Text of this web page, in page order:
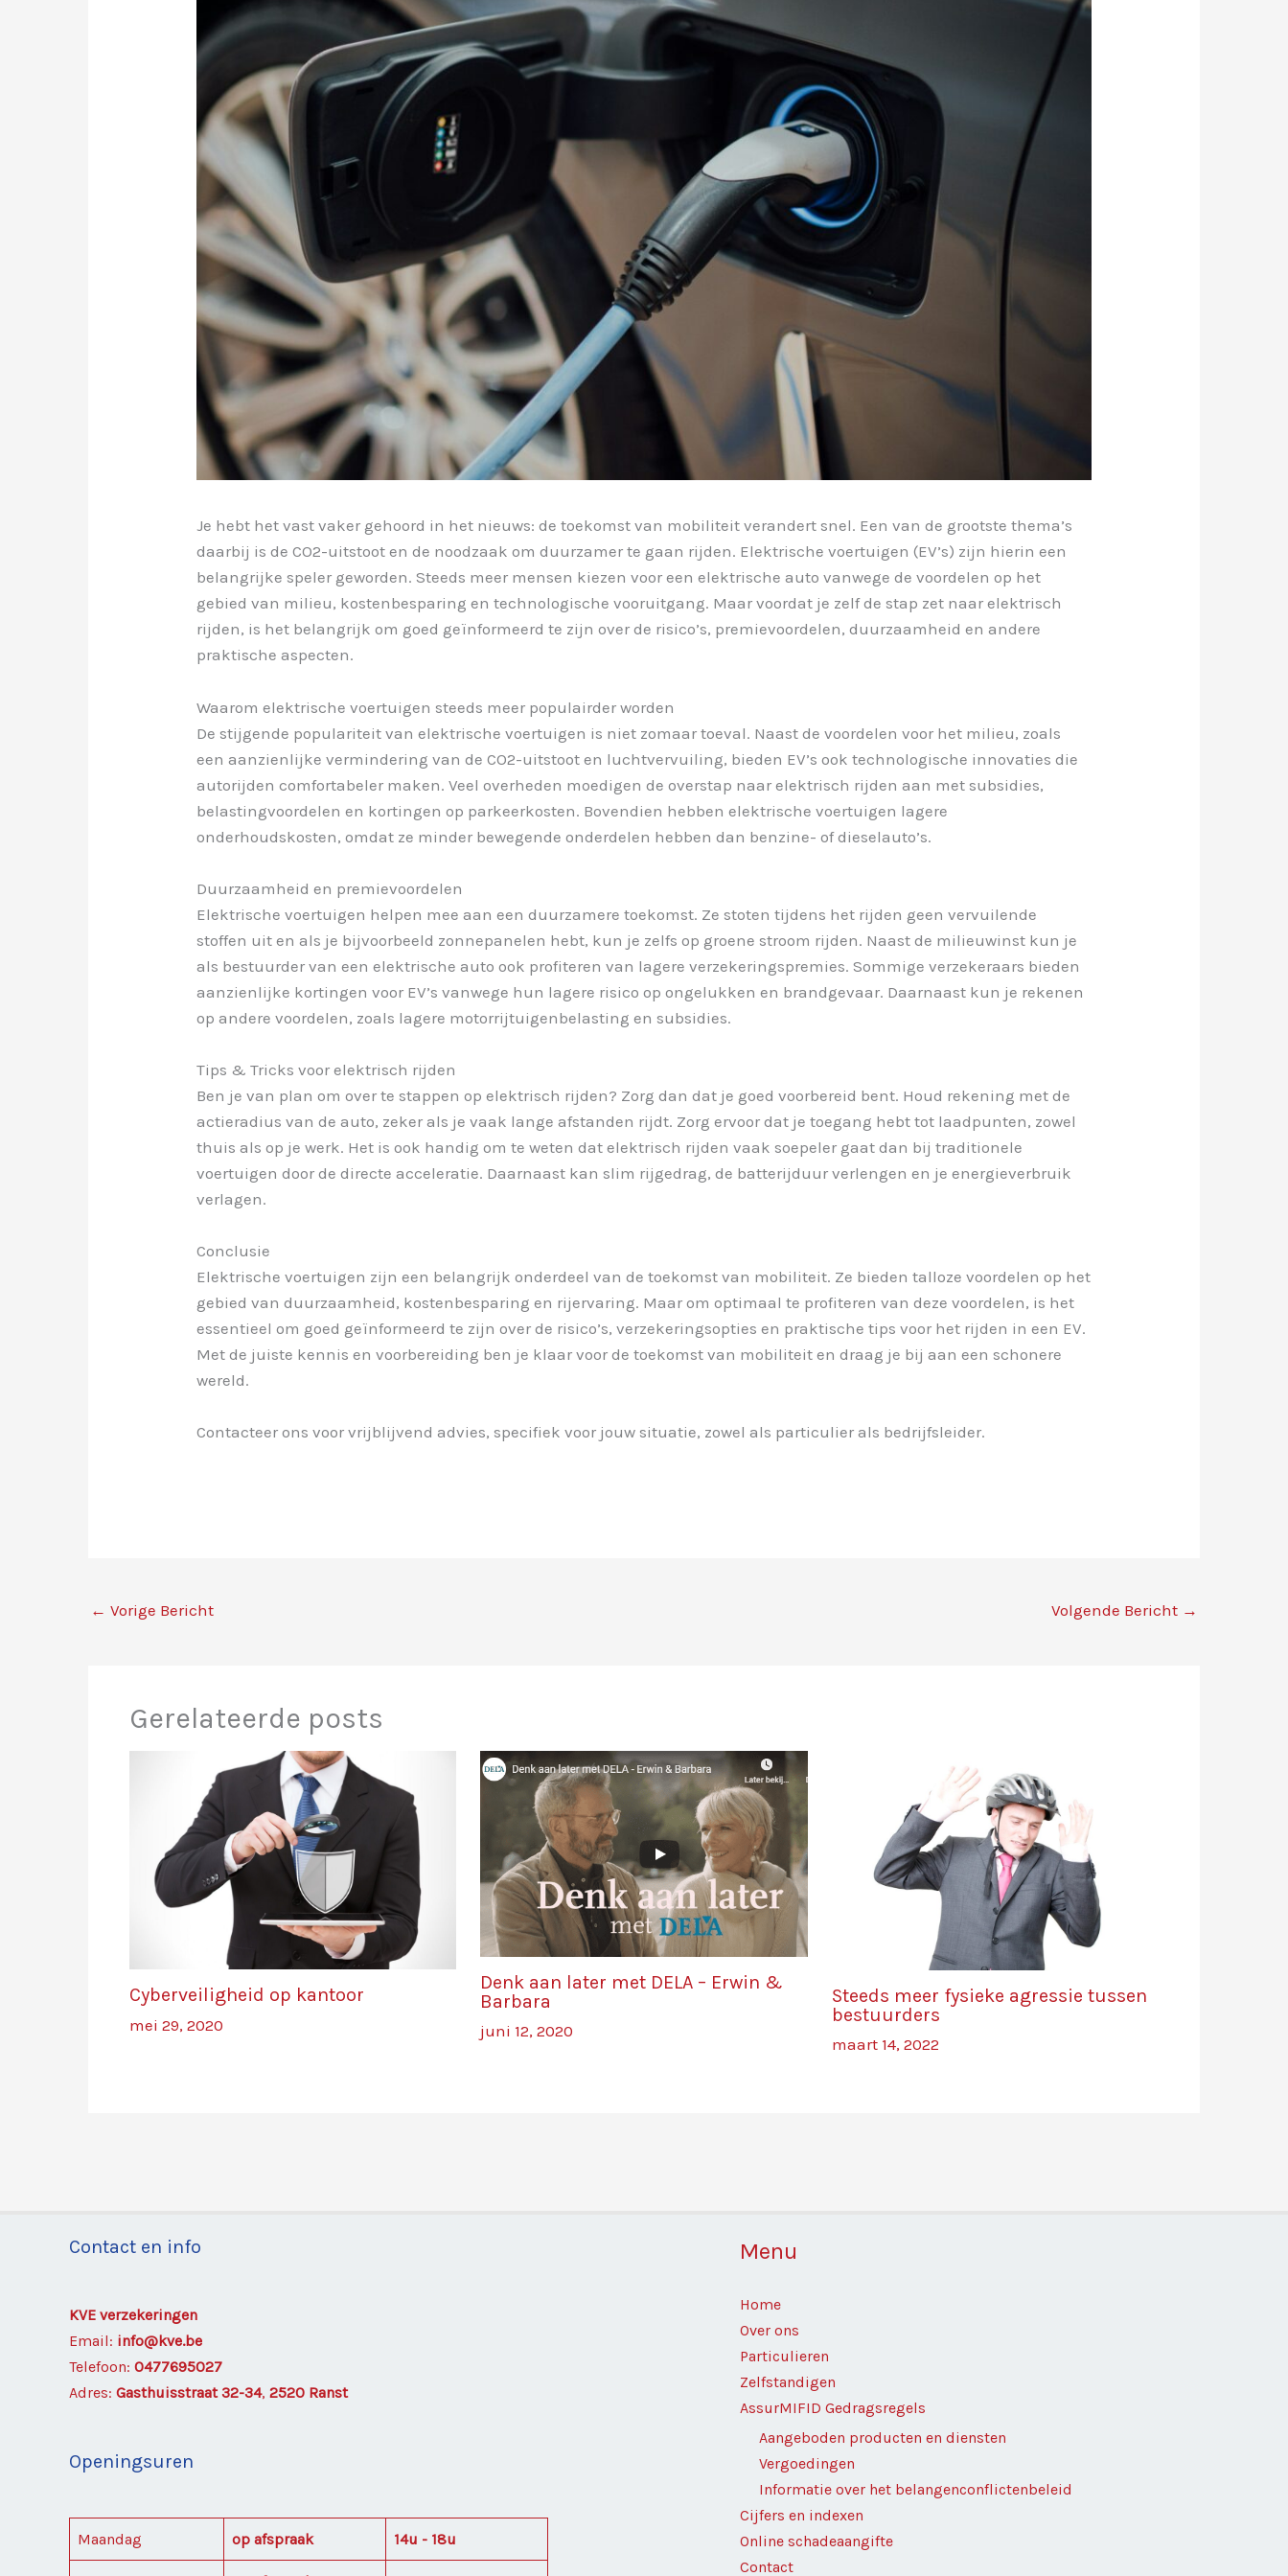
Je hebt het vast vaker gehoord in het nieuws: de toekomst van mobiliteit verandert snel. Een van de grootste thema’s
daarbij is de CO2-uitstoot en de noodzaak om duurzamer te gaan rijden. Elektrische voertuigen (EV’s) zijn hierin een
belangrijke speler geworden. Steeds meer mensen kiezen voor een elektrische auto vanwege de voordelen op het
gebied van milieu, kostenbesparing en technologische vooruitgang. Maar voordat je zelf de stap zet naar elektrisch
rijden, is het belangrijk om goed geïnformeerd te zijn over de risico’s, premievoordelen, duurzaamheid en andere
praktische aspecten.
Waarom elektrische voertuigen steeds meer populairder worden
De stijgende populariteit van elektrische voertuigen is niet zomaar toeval. Naast de voordelen voor het milieu, zoals
een aanzienlijke vermindering van de CO2-uitstoot en luchtvervuiling, bieden EV’s ook technologische innovaties die
autorijden comfortabeler maken. Veel overheden moedigen de overstap naar elektrisch rijden aan met subsidies,
belastingvoordelen en kortingen op parkeerkosten. Bovendien hebben elektrische voertuigen lagere
onderhoudskosten, omdat ze minder bewegende onderdelen hebben dan benzine- of dieselauto’s.
Duurzaamheid en premievoordelen
Elektrische voertuigen helpen mee aan een duurzamere toekomst. Ze stoten tijdens het rijden geen vervuilende
stoffen uit en als je bijvoorbeeld zonnepanelen hebt, kun je zelfs op groene stroom rijden. Naast de milieuwinst kun je
als bestuurder van een elektrische auto ook profiteren van lagere verzekeringspremies. Sommige verzekeraars bieden
aanzienlijke kortingen voor EV’s vanwege hun lagere risico op ongelukken en brandgevaar. Daarnaast kun je rekenen
op andere voordelen, zoals lagere motorrijtuigenbelasting en subsidies.
Tips & Tricks voor elektrisch rijden
Ben je van plan om over te stappen op elektrisch rijden? Zorg dan dat je goed voorbereid bent. Houd rekening met de
actieradius van de auto, zeker als je vaak lange afstanden rijdt. Zorg ervoor dat je toegang hebt tot laadpunten, zowel
thuis als op je werk. Het is ook handig om te weten dat elektrisch rijden vaak soepeler gaat dan bij traditionele
voertuigen door de directe acceleratie. Daarnaast kan slim rijgedrag, de batterijduur verlengen en je energieverbruik
verlagen.
Conclusie
Elektrische voertuigen zijn een belangrijk onderdeel van de toekomst van mobiliteit. Ze bieden talloze voordelen op het
gebied van duurzaamheid, kostenbesparing en rijervaring. Maar om optimaal te profiteren van deze voordelen, is het
essentieel om goed geïnformeerd te zijn over de risico’s, verzekeringsopties en praktische tips voor het rijden in een EV.
Met de juiste kennis en voorbereiding ben je klaar voor de toekomst van mobiliteit en draag je bij aan een schonere
wereld.
Contacteer ons voor vrijblijvend advies, specifiek voor jouw situatie, zowel als particulier als bedrijfsleider.
← Vorige Bericht Volgende Bericht →
Gerelateerde posts
Cyberveiligheid op kantoor
mei 29, 2020
Denk aan later met DELA – Erwin &
Barbara
juni 12, 2020
Steeds meer fysieke agressie tussen
bestuurders
maart 14, 2022
Contact en info
KVE verzekeringen
Email: info@kve.be
Telefoon: 0477695027
Adres: Gasthuisstraat 32-34, 2520 Ranst
Openingsuren
Maandag op afspraak 14u - 18u
Menu
Home
Over ons
Particulieren
Zelfstandigen
AssurMIFID Gedragsregels
Aangeboden producten en diensten
Vergoedingen
Informatie over het belangenconflictenbeleid
Cijfers en indexen
Online schadeaangifte
Contact